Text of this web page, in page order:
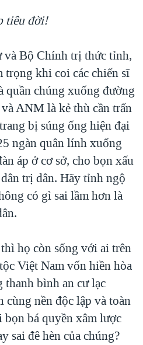
tiêu đời!
Bộ Chính trị thức tỉnh,
trọng khi coi các chiến sĩ
quần chúng xuống đường
ANM là kẻ thù cần trấn
bị súng ống hiện đại
ngàn quân lính xuống
áp ở cơ sở, cho bọn xấu
trị dân. Hãy tỉnh ngộ
có gì sai lầm hơn là
họ còn sống với ai trên
Việt Nam vốn hiền hòa
thanh bình an cư lạc
cùng nền độc lập và toàn
bá quyền xâm lược
sai đê hèn của chúng?